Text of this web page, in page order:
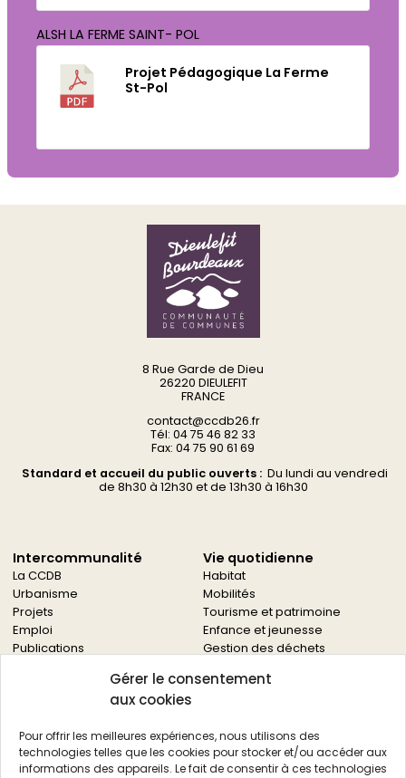
Gérer le consentement
aux cookies
Pour offrir les meilleures expériences, nous utilisons des
technologies telles que les cookies pour stocker et/ou accéder aux
informations des appareils. Le fait de consentir à ces technologies
ALSH LA FERME SAINT- POL
Projet Pédagogique La Ferme
St-Pol
8 Rue Garde de Dieu
26220 DIEULEFIT
FRANCE
contact@ccdb26.fr
Tél: 04 75 46 82 33
Fax: 04 75 90 61 69
Standard et accueil du public ouverts :Du lundi au vendredi
de 8h30 à 12h30 et de 13h30 à 16h30
Intercommunalité
La CCDB
Urbanisme
Projets
Emploi
Publications
Vie quotidienne
Habitat
Mobilités
Tourisme et patrimoine
Enfance et jeunesse
Gestion des déchets
Culture
Autres services
Économie locale Actualités